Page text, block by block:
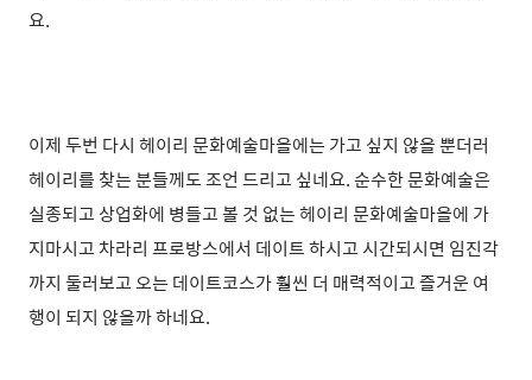
요.
이제 두번 다시 헤이리 문화예술마을에는 가고 싶지 않을 뿐더러
헤이리를 찾는 분들께도 조언 드리고 싶네요. 순수한 문화예술은
실종되고 상업화에 병들고 볼 것 없는 헤이리 문화예술마을에 가
지마시고 차라리 프로방스에서 데이트 하시고 시간되시면 임진각
까지 둘러보고 오는 데이트코스가 훨씬 더 매력적이고 즐거운 여
행이 되지 않을까 하네요.